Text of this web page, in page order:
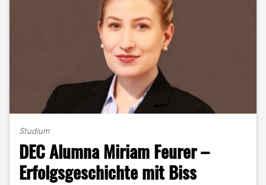
Studium
DEC Alumna Miriam Feurer –
Erfolgsgeschichte mit Biss